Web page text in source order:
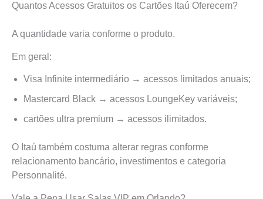
Quantos Acessos Gratuitos os Cartões Itaú Oferecem?
A quantidade varia conforme o produto.
Em geral:
Visa Infinite intermediário → acessos limitados anuais;
Mastercard Black → acessos LoungeKey variáveis;
cartões ultra premium → acessos ilimitados.
O Itaú também costuma alterar regras conforme
relacionamento bancário, investimentos e categoria
Personnalité.